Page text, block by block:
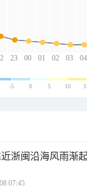
23 00 01 02 03 04
-5 0 5 10
近浙闽沿海风雨渐
07:45